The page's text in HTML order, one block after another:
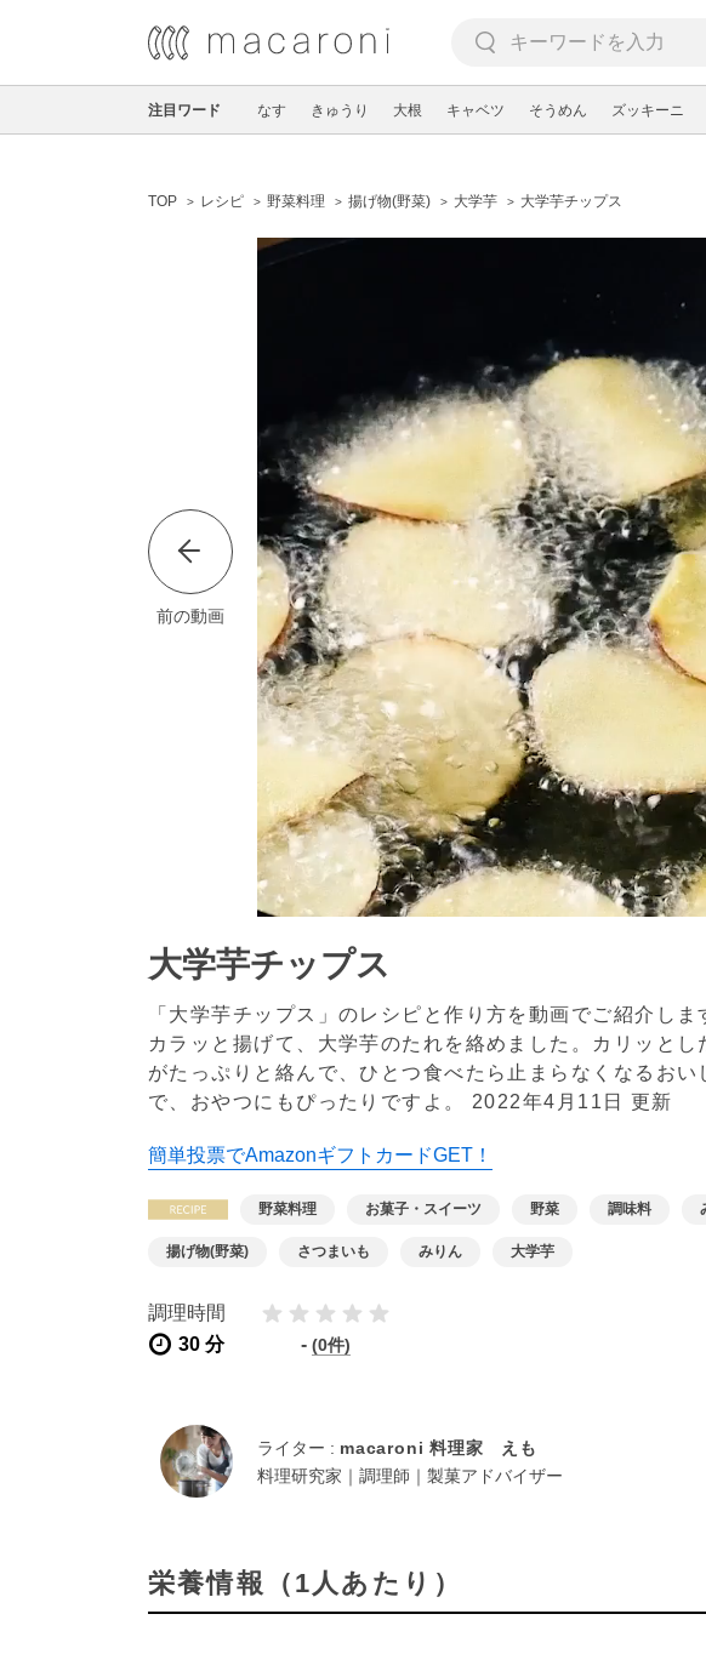
注目ワード なす きゅうり 大根 キャベツ そうめん ズッキーニ
TOP レシピ 野菜料理 揚げ物(野菜) 大学芋 大学芋チップス
前の動画
大学芋チップス
「大学芋チップス」のレシピと作り方を動画でご紹介し
カラッと揚げて、大学芋のたれを絡めました。カリッと
がたっぷりと絡んで、ひとつ食べたら止まらなくなるお
で、おやつにもぴったりですよ。 2022年4月11日 更新
簡単投票でAmazonギフトカードGET！
野菜料理 お菓子・スイーツ 野菜 調味料
揚げ物(野菜) さつまいも みりん 大学芋
調理時間
30 分
- (0件)
ライター : macaroni 料理家 えも
料理研究家｜調理師｜製菓アドバイザー
栄養情報（1人あたり）